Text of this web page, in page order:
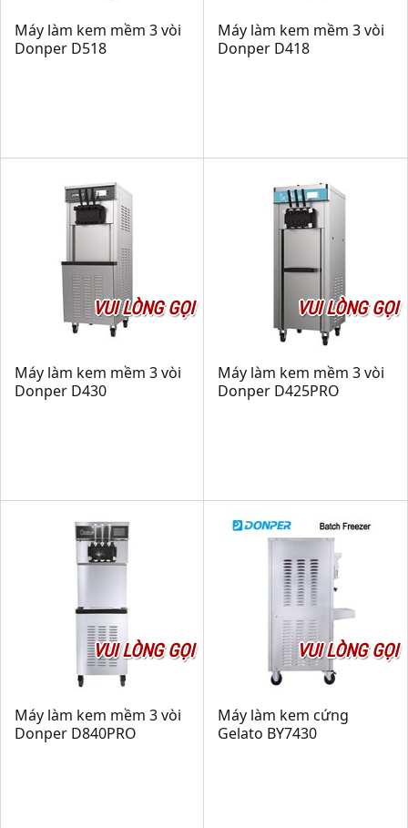
Máy làm kem mềm 3 vòi
Donper D518
Máy làm kem mềm 3 vòi
Donper D418
VUI LÒNG GỌI
Máy làm kem mềm 3 vòi
Donper D430
VUI LÒNG GỌI
Máy làm kem mềm 3 vòi
Donper D425PRO
VUI LÒNG GỌI
Máy làm kem mềm 3 vòi
Donper D840PRO
VUI LÒNG GỌI
Máy làm kem cứng
Gelato BY7430